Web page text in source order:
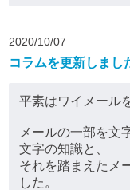
2020/10/07
コラムを更新しまし
平素はワイメール
メールの一部を文
文字の知識と、
それを踏まえたメ
した。